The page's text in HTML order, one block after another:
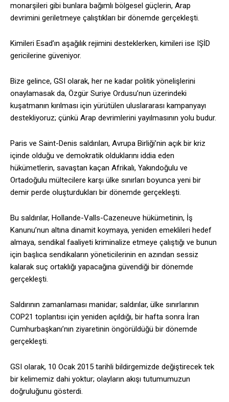
monarşileri gibi bunlara bağımlı bölgesel güçlerin, Arap
devrimini geriletmeye çalıştıkları bir dönemde gerçekleşti.
Kimileri Esad’ın aşağılık rejimini desteklerken, kimileri ise IŞİD
gericilerine güveniyor.
Bize gelince, GSI olarak, her ne kadar politik yönelişlerini
onaylamasak da, Özgür Suriye Ordusu’nun üzerindeki
kuşatmanın kırılması için yürütülen uluslararası kampanyayı
destekliyoruz; çünkü Arap devrimlerini yayılmasının yolu budur.
Paris ve Saint-Denis saldırıları, Avrupa Birliği’nin açık bir kriz
içinde olduğu ve demokratik olduklarını iddia eden
hükümetlerin, savaştan kaçan Afrikalı, Yakındoğulu ve
Ortadoğulu mültecilere karşı ülke sınırları boyunca yeni bir
demir perde oluşturdukları bir dönemde gerçekleşti.
Bu saldırılar, Hollande-Valls-Cazeneuve hükümetinin, İş
Kanunu’nun altına dinamit koymaya, yeniden emeklileri hedef
almaya, sendikal faaliyeti kriminalize etmeye çalıştığı ve bunun
için başlıca sendikaların yöneticilerinin en azından sessiz
kalarak suç ortaklığı yapacağına güvendiği bir dönemde
gerçekleşti.
Saldırının zamanlaması manidar; saldırılar, ülke sınırlarının
COP21 toplantısı için yeniden açıldığı, bir hafta sonra İran
Cumhurbaşkanı’nın ziyaretinin öngörüldüğü bir dönemde
gerçekleşti.
GSI olarak, 10 Ocak 2015 tarihli bildirgemizde değiştirecek tek
bir kelimemiz dahi yoktur; olayların akışı tutumumuzun
doğruluğunu gösterdi.